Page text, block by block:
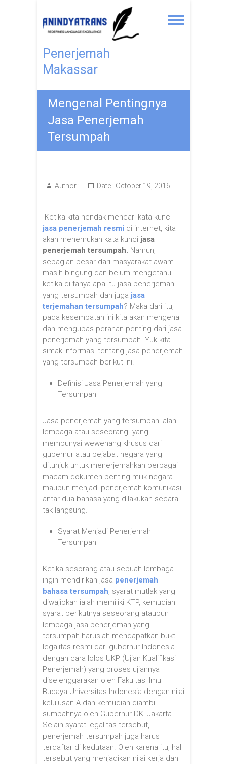
Penerjemah
Makassar
Mengenal Pentingnya
Jasa Penerjemah
Tersumpah
Author : Date : October 19, 2016
Ketika kita hendak mencari kata kunci
jasa penerjemah resmi di internet, kita
akan menemukan kata kunci jasa
penerjemah tersumpah. Namun,
sebagian besar dari masyarakat awam
masih bingung dan belum mengetahui
ketika di tanya apa itu jasa penerjemah
yang tersumpah dan juga jasa
terjemahan tersumpah? Maka dari itu,
pada kesempatan ini kita akan mengenal
dan mengupas peranan penting dari jasa
penerjemah yang tersumpah. Yuk kita
simak informasi tentang jasa penerjemah
yang tersumpah berikut ini.
Definisi Jasa Penerjemah yang
Tersumpah
Jasa penerjemah yang tersumpah ialah
lembaga atau seseorang yang
mempunyai wewenang khusus dari
gubernur atau pejabat negara yang
ditunjuk untuk menerjemahkan berbagai
macam dokumen penting milik negara
maupun menjadi penerjemah komunikasi
antar dua bahasa yang dilakukan secara
tak langsung.
Syarat Menjadi Penerjemah
Tersumpah
Ketika sesorang atau sebuah lembaga
ingin mendirikan jasa penerjemah
bahasa tersumpah, syarat mutlak yang
diwajibkan ialah memiliki KTP, kemudian
syarat berikutnya seseorang ataupun
lembaga jasa penerjemah yang
tersumpah haruslah mendapatkan bukti
legalitas resmi dari gubernur Indonesia
dengan cara lolos UKP (Ujian Kualifikasi
Penerjemah) yang proses ujiannya
diselenggarakan oleh Fakultas Ilmu
Budaya Universitas Indonesia dengan nilai
kelulusan A dan kemudian diambil
sumpahnya oleh Gubernur DKI Jakarta.
Selain syarat legalitas tersebut,
penerjemah tersumpah juga harus
terdaftar di kedutaan. Oleh karena itu, hal
tersebut yang menjadikan nilai kerja dan